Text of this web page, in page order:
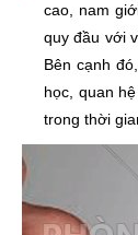
cao, nam
quy đầu với
Bên cạnh
học, quan
trong thời